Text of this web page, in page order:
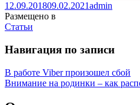
12.09.201809.02.2021admin
Размещено в
Статьи
Навигация по записи
В работе Viber произошел сбой
Внимание на родинки – как